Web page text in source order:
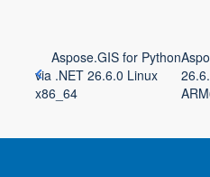
Aspose.GIS for Python
via .NET 26.6.0 Linux
x86_64